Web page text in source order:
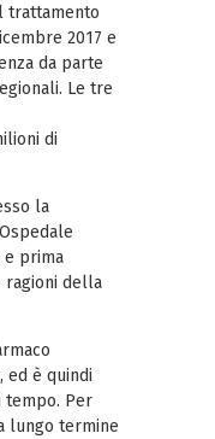
trattamento
2017 e
da parte
Le tre
di
la
e prima
ragioni della
è quindi
tempo. Per
lungo termine